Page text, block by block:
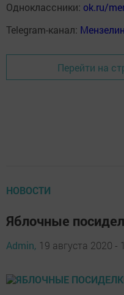
Одноклассники: ok.ru/
Telegram-канал:
Перейти на
НОВОСТИ
Яблочные
Admin, 19 августа 2020 -